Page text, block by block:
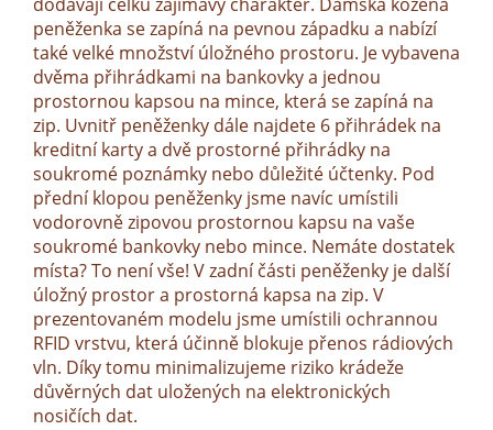
peněženka se zapíná na pevnou západku a nabízí
také velké množství úložného prostoru. Je vybavena
dvěma přihrádkami na bankovky a jednou
prostornou kapsou na mince, která se zapíná na
zip. Uvnitř peněženky dále najdete 6 přihrádek na
kreditní karty a dvě prostorné přihrádky na
soukromé poznámky nebo důležité účtenky. Pod
přední klopou peněženky jsme navíc umístili
vodorovně zipovou prostornou kapsu na vaše
soukromé bankovky nebo mince. Nemáte dostatek
místa? To není vše! V zadní části peněženky je další
úložný prostor a prostorná kapsa na zip. V
prezentovaném modelu jsme umístili ochrannou
RFID vrstvu, která účinně blokuje přenos rádiových
vln. Díky tomu minimalizujeme riziko krádeže
důvěrných dat uložených na elektronických
nosičích dat.